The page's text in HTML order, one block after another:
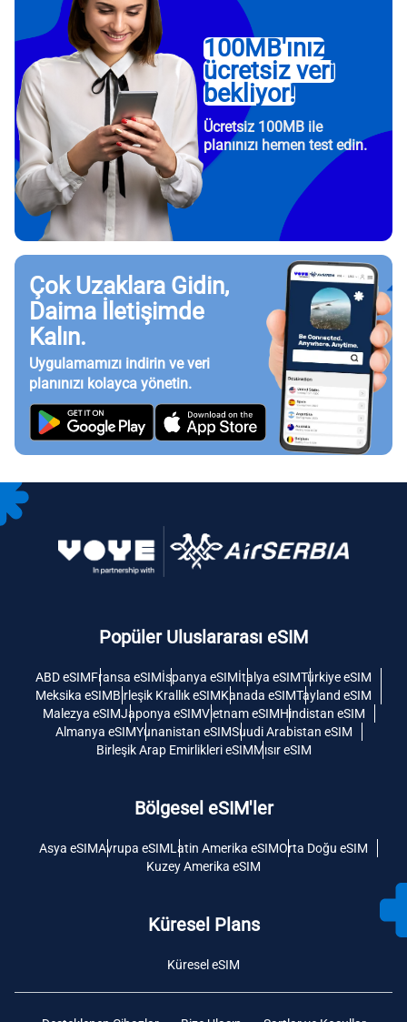
100MB'ınız
ücretsiz veri
bekliyor!
Ücretsiz 100MB ile
planınızı hemen test edin.
Çok Uzaklara Gidin,
Daima İletişimde
Kalın.
Uygulamamızı indirin ve veri
planınızı kolayca yönetin.
Popüler Uluslararası eSIM
ABD eSIMFransa eSIMİspanya eSIMİtalya eSIMTürkiye eSIM
Meksika eSIMBirleşik Krallık eSIMKanada eSIMTayland eSIM
Malezya eSIMJaponya eSIMVietnam eSIMHindistan eSIM
Almanya eSIMYunanistan eSIMSuudi Arabistan eSIM
Birleşik Arap Emirlikleri eSIMMısır eSIM
Bölgesel eSIM'ler
Asya eSIMAvrupa eSIMLatin Amerika eSIMOrta Doğu eSIM
Kuzey Amerika eSIM
Küresel Plans
Küresel eSIM